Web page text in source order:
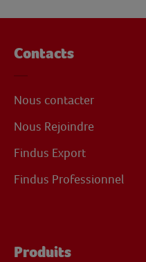
Contacts
Nous contacter
Nous Rejoindre
Findus Export
Findus Professionnel
Produits